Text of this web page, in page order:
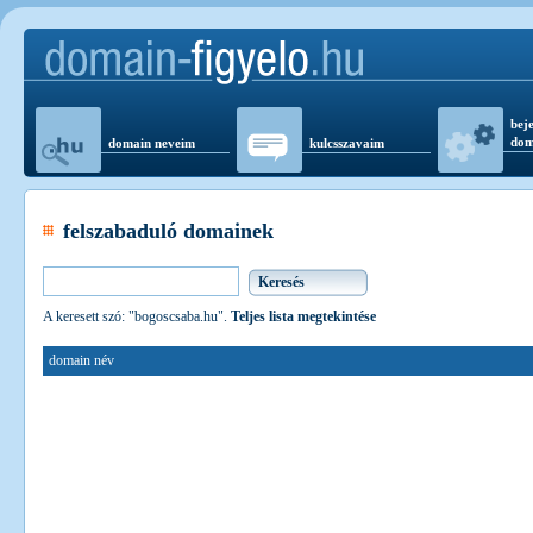
domain neveim kulcsszavaim
felszabaduló domainek
A keresett szó: "bogoscsaba.hu". Teljes lista megtekintése
domain név